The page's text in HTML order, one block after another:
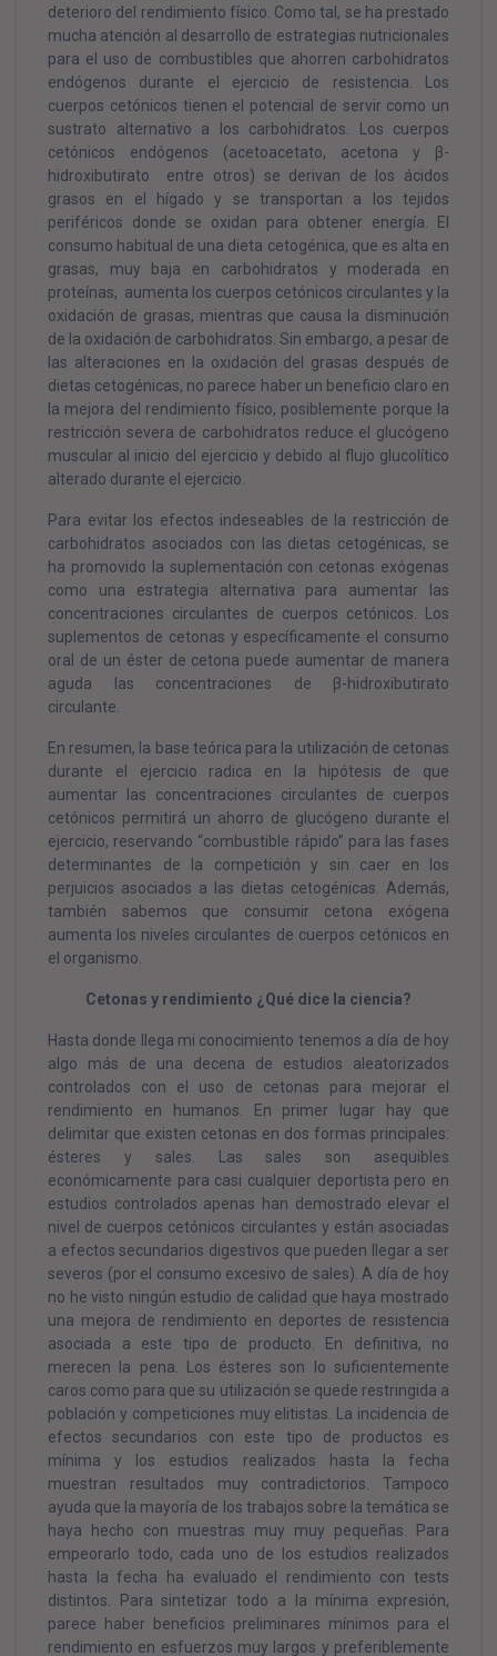
deterioro del rendimiento físico. Como tal, se ha prestado
mucha atención al desarrollo de estrategias nutricionales
para el uso de combustibles que ahorren carbohidratos
endógenos durante el ejercicio de resistencia. Los
cuerpos cetónicos tienen el potencial de servir como un
sustrato alternativo a los carbohidratos. Los cuerpos
cetónicos endógenos (acetoacetato, acetona y β-
hidroxibutirato entre otros) se derivan de los ácidos
grasos en el hígado y se transportan a los tejidos
periféricos donde se oxidan para obtener energía. El
consumo habitual de una dieta cetogénica, que es alta en
grasas, muy baja en carbohidratos y moderada en
proteínas, aumenta los cuerpos cetónicos circulantes y la
oxidación de grasas, mientras que causa la disminución
de la oxidación de carbohidratos. Sin embargo, a pesar de
las alteraciones en la oxidación del grasas después de
dietas cetogénicas, no parece haber un beneficio claro en
la mejora del rendimiento físico, posiblemente porque la
restricción severa de carbohidratos reduce el glucógeno
muscular al inicio del ejercicio y debido al flujo glucolítico
alterado durante el ejercicio.
Para evitar los efectos indeseables de la restricción de
carbohidratos asociados con las dietas cetogénicas, se
ha promovido la suplementación con cetonas exógenas
como una estrategia alternativa para aumentar las
concentraciones circulantes de cuerpos cetónicos. Los
suplementos de cetonas y específicamente el consumo
oral de un éster de cetona puede aumentar de manera
aguda las concentraciones de β-hidroxibutirato
circulante.
En resumen, la base teórica para la utilización de cetonas
durante el ejercicio radica en la hipótesis de que
aumentar las concentraciones circulantes de cuerpos
cetónicos permitirá un ahorro de glucógeno durante el
ejercicio, reservando “combustible rápido” para las fases
determinantes de la competición y sin caer en los
perjuicios asociados a las dietas cetogénicas. Además,
también sabemos que consumir cetona exógena
aumenta los niveles circulantes de cuerpos cetónicos en
el organismo.
Cetonas y rendimiento ¿Qué dice la ciencia?
Hasta donde llega mi conocimiento tenemos a día de hoy
algo más de una decena de estudios aleatorizados
controlados con el uso de cetonas para mejorar el
rendimiento en humanos. En primer lugar hay que
delimitar que existen cetonas en dos formas principales:
ésteres y sales. Las sales son asequibles
económicamente para casi cualquier deportista pero en
estudios controlados apenas han demostrado elevar el
nivel de cuerpos cetónicos circulantes y están asociadas
a efectos secundarios digestivos que pueden llegar a ser
severos (por el consumo excesivo de sales). A día de hoy
no he visto ningún estudio de calidad que haya mostrado
una mejora de rendimiento en deportes de resistencia
asociada a este tipo de producto. En definitiva, no
merecen la pena. Los ésteres son lo suficientemente
caros como para que su utilización se quede restringida a
población y competiciones muy elitistas. La incidencia de
efectos secundarios con este tipo de productos es
mínima y los estudios realizados hasta la fecha
muestran resultados muy contradictorios. Tampoco
ayuda que la mayoría de los trabajos sobre la temática se
haya hecho con muestras muy muy pequeñas. Para
empeorarlo todo, cada uno de los estudios realizados
hasta la fecha ha evaluado el rendimiento con tests
distintos. Para sintetizar todo a la mínima expresión,
parece haber beneficios preliminares mínimos para el
rendimiento en esfuerzos muy largos y preferiblemente